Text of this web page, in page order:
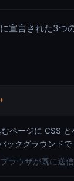
に宣言された3つ
ページに CSS
ックグラウンド
ブラウザが既に送